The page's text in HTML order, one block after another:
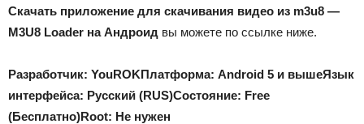
Скачать приложение для скачивания видео из m3u8 —
M3U8 Loader на Андроид вы можете по ссылке ниже.
Разработчик: YouROKПлатформа: Android 5 и вышеЯзык
интерфейса: Русский (RUS)Состояние: Free
(Бесплатно)Root: Не нужен